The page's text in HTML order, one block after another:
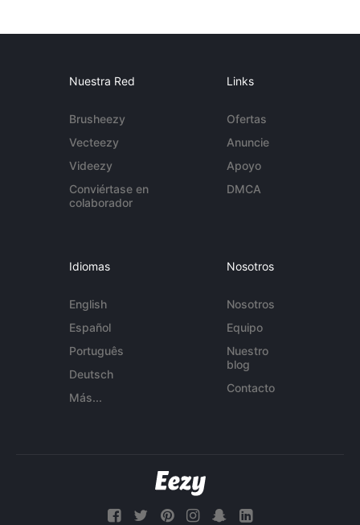
Nuestra Red
Brusheezy
Vecteezy
Videezy
Conviértase en
colaborador
Links
Ofertas
Anuncie
Apoyo
DMCA
Idiomas
English
Español
Português
Deutsch
Más...
Nosotros
Nosotros
Equipo
Nuestro
blog
Contacto